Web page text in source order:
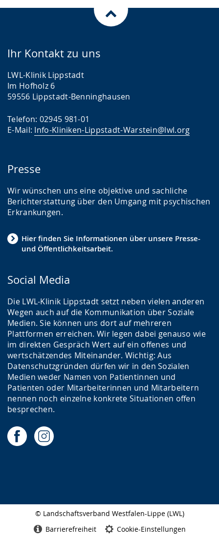
Ihr Kontakt zu uns
LWL-Klinik Lippstadt
Im Hofholz 6
59556 Lippstadt-Benninghausen
Telefon: 02945 981-01
E-Mail: Info-Kliniken-Lippstadt-Warstein@lwl.org
Presse
Wir wünschen uns eine objektive und sachliche
Berichterstattung über den Umgang mit psychischen
Erkrankungen.
Hier finden Sie Informationen über unsere Presse-
und Öffentlichkeitsarbeit.
Social Media
Die LWL-Klinik Lippstadt setzt neben vielen anderen
Wegen auch auf die Kommunikation über Soziale
Medien. Sie können uns dort auf mehreren
Plattformen erreichen. Wir legen dabei genauso wie
im direkten Gespräch Wert auf ein offenes und
wertschätzendes Miteinander. Wichtig: Aus
Datenschutzgründen dürfen wir in den Sozialen
Medien weder Namen von Patientinnen und
Patienten oder Mitarbeiterinnen und Mitarbeitern
nennen noch einzelne konkrete Situationen offen
besprechen.
© Landschaftsverband Westfalen-Lippe (LWL)
Barrierefreiheit Cookie-Einstellungen